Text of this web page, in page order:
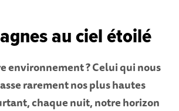
au ciel étoilé
environnement ? Celui qui nous
rarement nos plus hautes
chaque nuit, notre horizon